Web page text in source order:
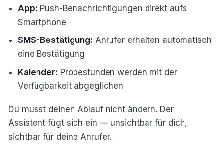
App: Push-Benachrichtigungen direkt aufs
Smartphone
SMS-Bestätigung: Anrufer erhalten automatisch
eine Bestätigung
Kalender: Probestunden werden mit der
Verfügbarkeit abgeglichen
Du musst deinen Ablauf nicht ändern. Der
Assistent fügt sich ein — unsichtbar für dich,
sichtbar für deine Anrufer.